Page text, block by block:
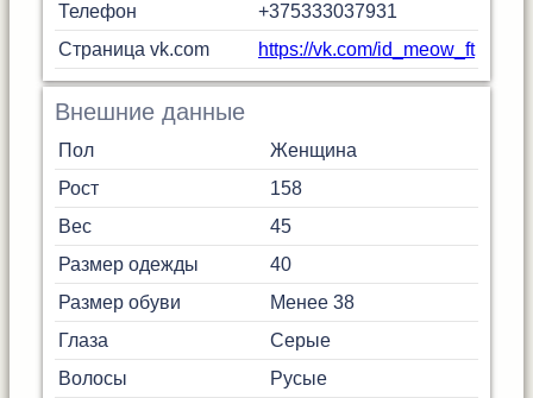
Телефон
+375333037931
Страница vk.com
https://vk.com/id_meow_ft
Внешние данные
Пол
Женщина
Рост
158
Вес
45
Размер одежды
40
Размер обуви
Менее 38
Глаза
Серые
Волосы
Русые